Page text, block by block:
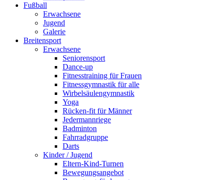
Fußball
Erwachsene
Jugend
Galerie
Breitensport
Erwachsene
Seniorensport
Dance-up
Fitnesstraining für Frauen
Fitnessgymnastik für alle
Wirbelsäulengymnastik
Yoga
Rücken-fit für Männer
Jedermannriege
Badminton
Fahrradgruppe
Darts
Kinder / Jugend
Eltern-Kind-Turnen
Bewegungsangebot